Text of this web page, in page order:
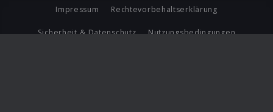
Impressum Rechtevorbehaltserklärung
Sicherheit & Datenschutz Nutzungsbedingungen